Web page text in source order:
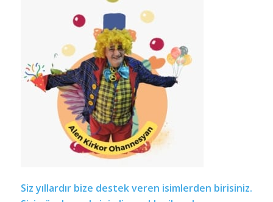
Siz yıllardır bize destek veren isimlerden birisiniz.